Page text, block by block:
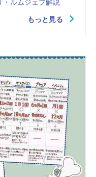
・ルムジェブ解説
もっと見る